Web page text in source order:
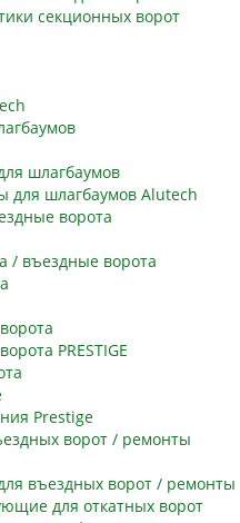
секционных ворот
шлагбаумов
для шлагбаумов Alutech
ворота
/ въездные ворота
PRESTIGE
Prestige
ворот / ремонты
въездных ворот / ремонты
для откатных ворот